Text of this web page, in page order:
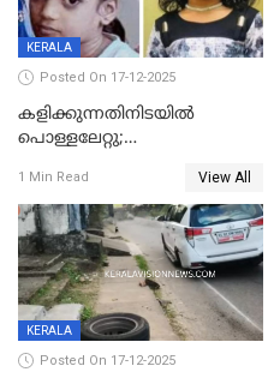
KERALA
Posted On 17-12-2025
കളിക്കുന്നതിനിടയിൽ
പൊള്ളലേറ്റു;
ക്ലാസ് വിദ്യാർത്ഥിനി മരിച്ചു
1 Min Read View All
KERALA
Posted On 17-12-2025